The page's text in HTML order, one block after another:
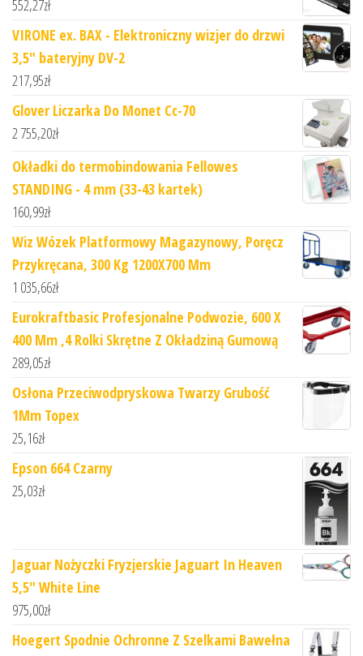
552,27zł
VIRONE ex. BAX - Elektroniczny wizjer do drzwi
3,5" bateryjny DV-2
217,95zł
Glover Liczarka Do Monet Cc-70
2 755,20zł
Okładki do termobindowania Fellowes
STANDING - 4 mm (33-43 kartek)
160,99zł
Wiz Wózek Platformowy Magazynowy, Poręcz
Przykręcana, 300 Kg 1200X700 Mm
1 035,66zł
Eurokraftbasic Profesjonalne Podwozie, 600 X
400 Mm ,4 Rolki Skrętne Z Okładziną Gumową
289,05zł
Osłona Przeciwodpryskowa Twarzy Grubość
1Mm Topex
25,16zł
Epson 664 Czarny
25,03zł
Jaguar Nożyczki Fryzjerskie Jaguart In Heaven
5,5" White Line
975,00zł
Hoegert Spodnie Ochronne Z Szelkami Bawełna